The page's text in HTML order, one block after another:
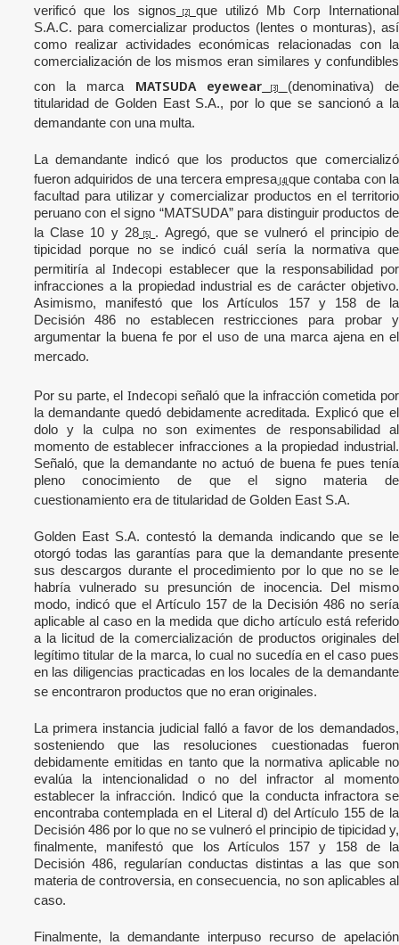
verificó que los signos
[2] que utilizó Mb Corp International
S.A.C. para comercializar productos (lentes o monturas), así
como realizar actividades económicas relacionadas con la
comercialización de los mismos eran similares y confundibles
con la marca MATSUDA eyewear [3] (denominativa)
de
titularidad de Golden East S.A., por lo que se sancionó a la
demandante con una multa.
La demandante indicó que los productos que comercializó
fueron adquiridos de una tercera empresa [4] que contaba con la
facultad para utilizar y comercializar productos en el territorio
peruano con el signo “MATSUDA” para distinguir productos de
la Clase 10 y 28 [5] . Agregó, que se vulneró el principio de
tipicidad porque no se indicó cuál sería la normativa que
permitiría al Indecopi establecer que la responsabilidad por
infracciones a la propiedad industrial es de carácter objetivo.
Asimismo, manifestó que los Artículos 157 y 158 de la
Decisión 486 no establecen restricciones para probar y
argumentar la buena fe por el uso de una marca ajena en el
mercado.
Por su parte, el Indecopi señaló que la infracción cometida por
la demandante quedó debidamente acreditada. Explicó que el
dolo y la culpa no son eximentes de responsabilidad al
momento de establecer infracciones a la propiedad industrial.
Señaló, que la demandante no actuó de buena fe pues tenía
pleno conocimiento de que el signo materia de
cuestionamiento era de titularidad de Golden East S.A.
Golden East S.A. contestó la demanda indicando que se le
otorgó todas las garantías para que la demandante presente
sus descargos durante el procedimiento por lo que no se le
habría vulnerado su presunción de inocencia. Del mismo
modo, indicó que el Artículo 157 de la Decisión 486 no sería
aplicable al caso en la medida que dicho artículo está referido
a la licitud de la comercialización de productos originales del
legítimo titular de la marca, lo cual no sucedía en el caso pues
en las diligencias practicadas en los locales de la demandante
se encontraron productos que no eran originales.
La primera instancia judicial falló a favor de los demandados,
sosteniendo que las resoluciones cuestionadas fueron
debidamente emitidas en tanto que la normativa aplicable no
evalúa la intencionalidad o no del infractor al momento
establecer la infracción. Indicó que la conducta infractora se
encontraba contemplada en el Literal d) del Artículo 155 de la
Decisión 486 por lo que no se vulneró el principio de tipicidad y,
finalmente, manifestó que los Artículos 157 y 158 de la
Decisión 486, regularían conductas distintas a las que son
materia de controversia, en consecuencia, no son aplicables al
caso.
Finalmente, la demandante interpuso recurso de apelación